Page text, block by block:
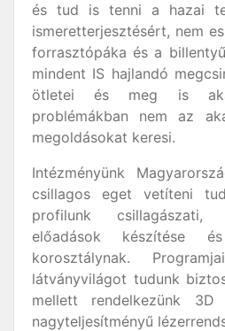
és tud is tenni a hazai
ismeretterjesztésért, nem
forrasztópáka és a
mindent IS hajlandó
ötletei és meg is
problémákban nem az
megoldásokat keresi.
Intézményünk
csillagos eget vetíteni
profilunk csillagászati,
előadások készítése
korosztálynak.
látványvilágot tudunk
mellett rendelkezünk
nagyteljesítményű